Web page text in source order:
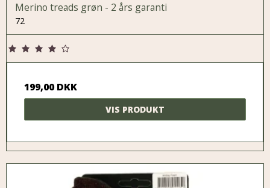
Merino treads grøn - 2 års garanti
72
199,00 DKK
VIS PRODUKT